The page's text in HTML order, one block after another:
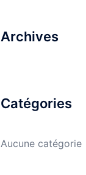
Archives
Catégories
Aucune catégorie